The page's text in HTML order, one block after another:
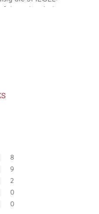
Italien-
8
9
2
0
0